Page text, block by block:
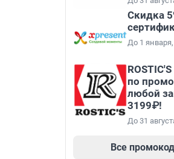
Скидка
До 1
по
любой
3199₽!
До 31
Все